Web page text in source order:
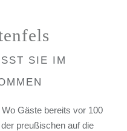
SIE IM S
Gäste bereits vor 100
preußischen auf die